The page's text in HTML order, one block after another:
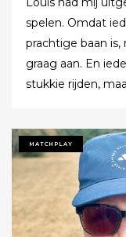
spelen. Omdat
prachtige baan
graag aan. En
stukkie rijden,
Tot ik uiteindelijk
meer ging
MATCHPLAY